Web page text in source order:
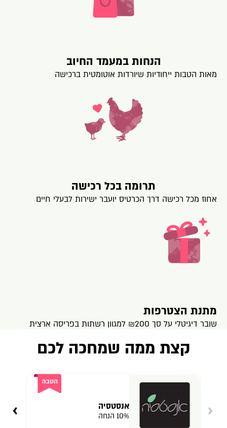
הנחות במעמד החיוב
מאות הטבות ייחודיות שיורדות אוטומטית ברכישה
תרומה בכל רכישה
אחוז מכל רכישה דרך הכרטיס יועבר ישירות לבעלי חיים
מתנת הצטרפות
שובר דיגיטלי על סך ₪200 למגוון רשתות בפריסה ארצית
קצת ממה שמחכה לכם
‹ אנסטסיה
10% הנחה ›